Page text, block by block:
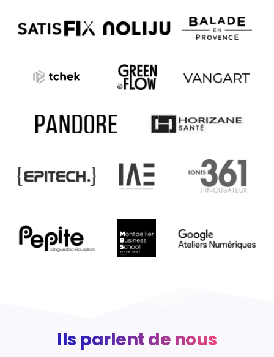
Ils parlent de nous